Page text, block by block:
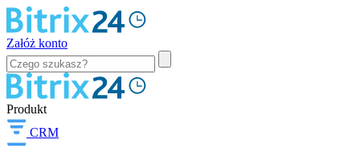
Załóż konto
Produkt
CRM